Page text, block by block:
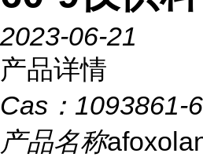
2023-06-21
产品详情
Cas： 1093861-
产品名称